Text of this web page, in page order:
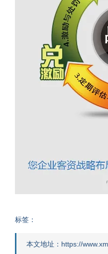
标签：
本文地址：https://